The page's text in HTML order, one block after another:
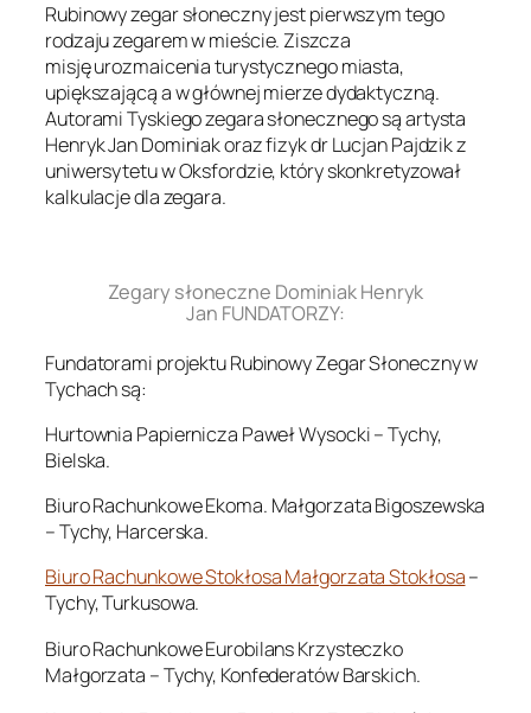
Rubinowy zegar słoneczny jest pierwszym tego
rodzaju zegarem w mieście. Ziszcza
misję urozmaicenia turystycznego miasta,
upiększającą a w głównej mierze dydaktyczną.
Autorami Tyskiego zegara słonecznego są artysta
Henryk Jan Dominiak oraz fizyk dr Lucjan Pajdzik z
uniwersytetu w Oksfordzie, który skonkretyzował
kalkulacje dla zegara.
Zegary słoneczne Dominiak Henryk
Jan FUNDATORZY:
Fundatorami projektu Rubinowy Zegar Słoneczny w
Tychach są:
Hurtownia Papiernicza Paweł Wysocki – Tychy,
Bielska.
Biuro Rachunkowe Ekoma. Małgorzata Bigoszewska
– Tychy, Harcerska.
Biuro Rachunkowe Stokłosa Małgorzata Stokłosa–
Tychy, Turkusowa.
Biuro Rachunkowe Eurobilans Krzysteczko
Małgorzata – Tychy, Konfederatów Barskich.